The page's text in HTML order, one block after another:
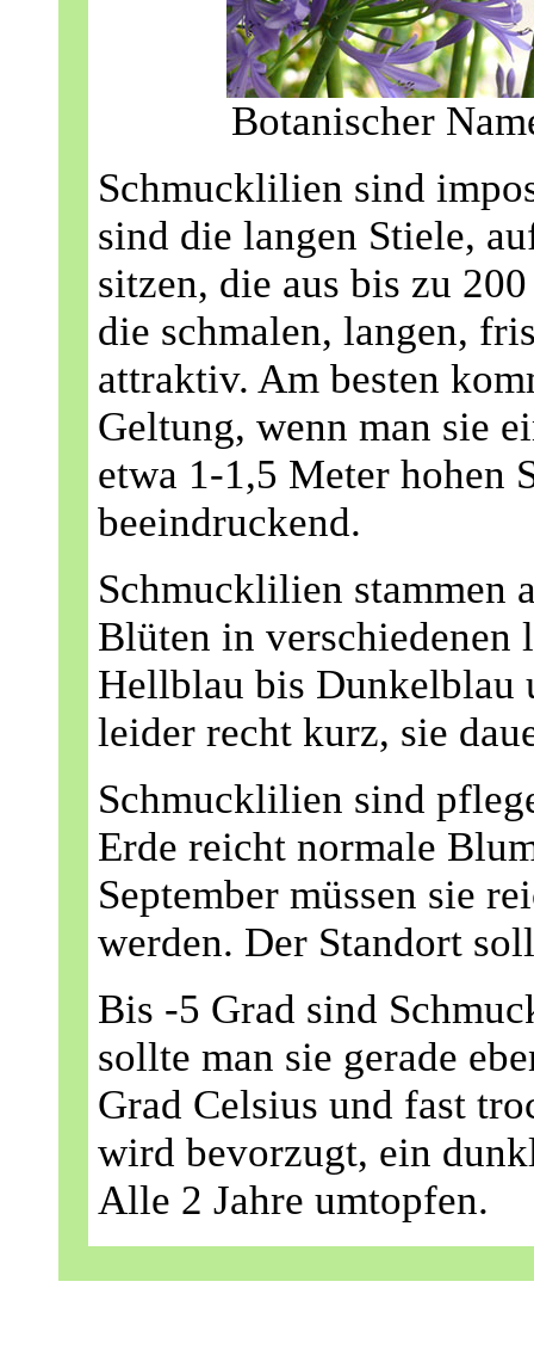
Botanischer
Schmucklilien sind
sind die langen Stiele,
sitzen, die aus bis zu
die schmalen, langen,
attraktiv. Am besten
Geltung, wenn man sie
etwa 1-1,5 Meter hohen
beeindruckend.
Schmucklilien stammen
Blüten in verschiedenen
Hellblau bis Dunkelblau
leider recht kurz, sie
Schmucklilien sind
Erde reicht normale
September müssen sie
werden. Der Standort
Bis -5 Grad sind
sollte man sie gerade
Grad Celsius und fast
wird bevorzugt, ein
Alle 2 Jahre umtopfen.